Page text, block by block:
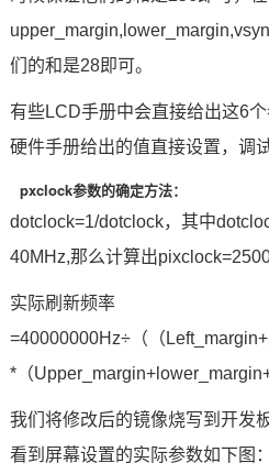
们的和是28即可。
有些LCD手册中会直接给出这6
硬件手册给出的值直接设置，调
pxclock参数的确定方法：
dotclock=1/dotclock，其中
40MHz,那么计算出
实际刷新频率
=40000000Hz÷（（
*（
我们将修改后的镜像烧写到开发
看到屏幕设置的实际参数如下图：